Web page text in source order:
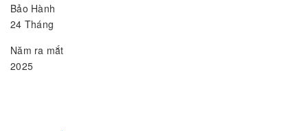
Bảo Hành
24 Tháng
Năm ra mắt
2025